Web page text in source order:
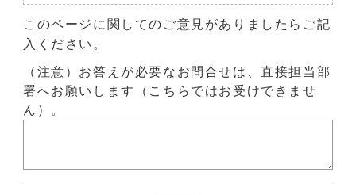
このページに関してのご意見がありましたらご記
入ください。
（注意）お答えが必要なお問合せは、直接担当部
署へお願いします（こちらではお受けできませ
ん）。